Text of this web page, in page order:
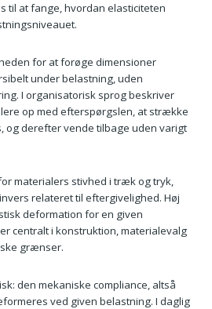
til at fange, hvordan elasticiteten
for at forøge dimensioner
under belastning, uden
I organisatorisk sprog beskriver
op med efterspørgslen, at strække
og derefter vende tilbage uden varigt
materialers stivhed i træk og tryk,
relateret til eftergivelighed. Høj
deformation for en given
centralt i konstruktion, materialevalg
grænser.
den mekaniske compliance, altså
ved given belastning. I daglig